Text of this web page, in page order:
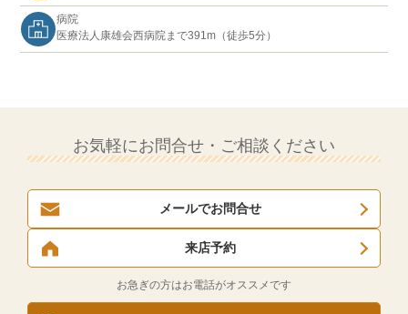
病院
医療法人康雄会西病院まで391m（徒歩5分）
お気軽にお問合せ・ご相談ください
メールでお問合せ
来店予約
お急ぎの方はお電話がオススメです